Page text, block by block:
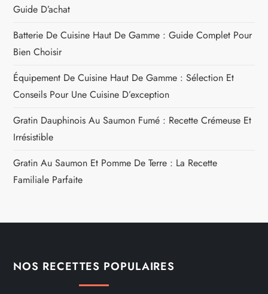
Guide D’achat
Batterie De Cuisine Haut De Gamme : Guide Complet Pour
Bien Choisir
Équipement De Cuisine Haut De Gamme : Sélection Et
Conseils Pour Une Cuisine D’exception
Gratin Dauphinois Au Saumon Fumé : Recette Crémeuse Et
Irrésistible
Gratin Au Saumon Et Pomme De Terre : La Recette
Familiale Parfaite
NOS RECETTES POPULAIRES